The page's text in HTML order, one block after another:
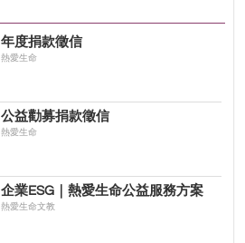
年度捐款徵信
熱愛生命
公益勸募捐款徵信
熱愛生命
企業ESG｜熱愛生命公益服務方案
熱愛生命文教